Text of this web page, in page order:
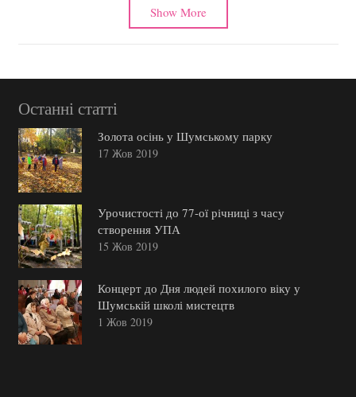
Show More
Останні статті
Золота осінь у Шумському парку
17 Жов 2019
Урочистості до 77-ої річниці з часу
створення УПА
15 Жов 2019
Концерт до Дня людей похилого віку у
Шумській школі мистецтв
1 Жов 2019